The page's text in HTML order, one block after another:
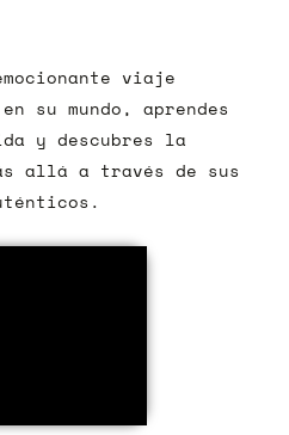
viaje
su mundo, aprendes
y descubres la
allá a través de sus